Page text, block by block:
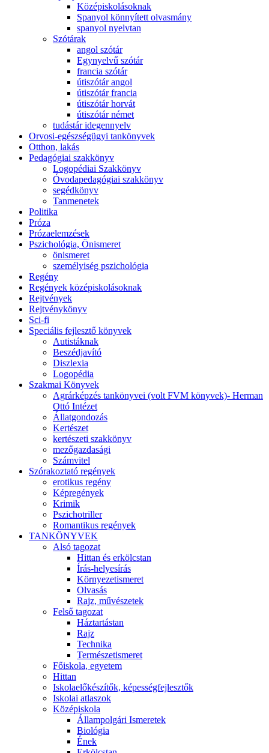
Középiskolásoknak
Spanyol könnyített olvasmány
spanyol nyelvtan
Szótárak
angol szótár
Egynyelvű szótár
francia szótár
útiszótár angol
útiszótár francia
útiszótár horvát
útiszótár német
tudástár idegennyelv
Orvosi-egészségügyi tankönyvek
Otthon, lakás
Pedagógiai szakkönyv
Logopédiai Szakkönyv
Óvodapedagógiai szakkönyv
segédkönyv
Tanmenetek
Politika
Próza
Prózaelemzések
Pszichológia, Önismeret
önismeret
személyiség pszichológia
Regény
Regények középiskolásoknak
Rejtvények
Rejtvénykönyv
Sci-fi
Speciális fejlesztő könyvek
Autistáknak
Beszédjavító
Diszlexia
Logopédia
Szakmai Könyvek
Agrárképzés tankönyvei (volt FVM könyvek)- Herman
Ottó Intézet
Állatgondozás
Kertészet
kertészeti szakkönyv
mezőgazdasági
Számvitel
Szórakoztató regények
erotikus regény
Képregények
Krimik
Pszichotriller
Romantikus regények
TANKÖNYVEK
Alsó tagozat
Hittan és erkölcstan
Írás-helyesírás
Környezetismeret
Olvasás
Rajz, művészetek
Felső tagozat
Háztartástan
Rajz
Technika
Természetismeret
Főiskola, egyetem
Hittan
Iskolaelőkészítők, képességfejlesztők
Iskolai atlaszok
Középiskola
Állampolgári Ismeretek
Biológia
Ének